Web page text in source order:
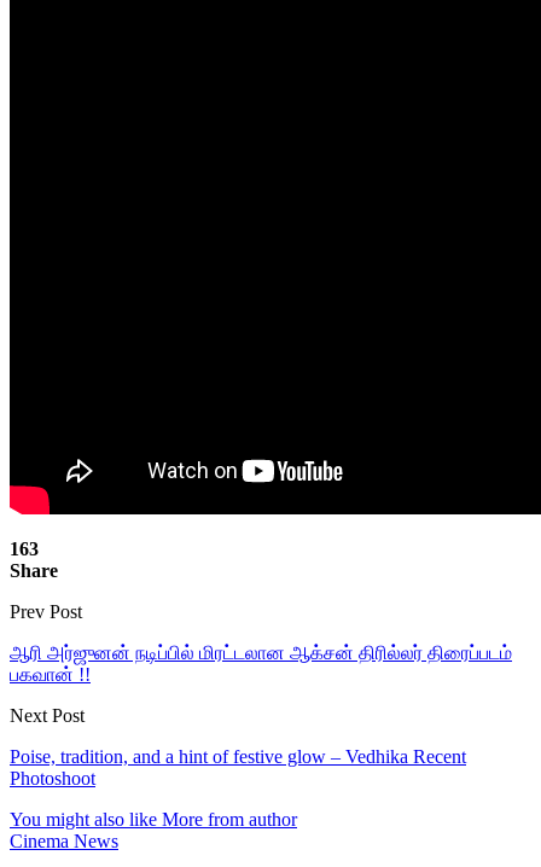
163
Share
Prev Post
ஆரி அர்ஜுனன் நடிப்பில் மிரட்டலான ஆக்சன் திரில்லர் திரைப்படம்
பகவான் !!
Next Post
Poise, tradition, and a hint of festive glow – Vedhika Recent
Photoshoot
You might also like More from author
Cinema News